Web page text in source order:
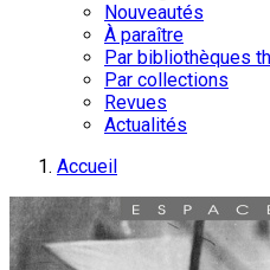
Nouveautés
À paraître
Par bibliothèques
Par collections
Revues
Actualités
Accueil